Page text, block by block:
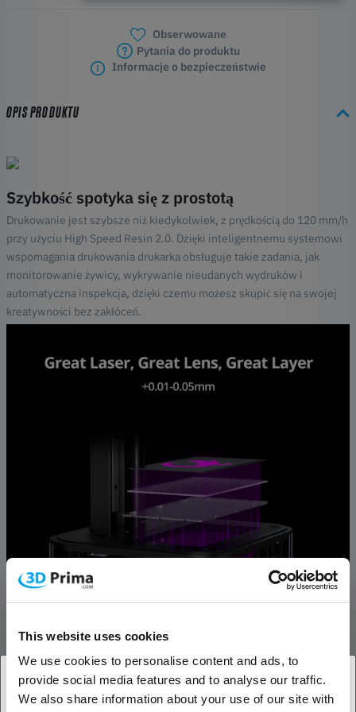
This website uses cookies
We use cookies to personalise content and ads, to
provide social media features and to analyse our traffic.
We also share information about your use of our site with
Obserwowane
Pytania do produktu
Informacje o bezpieczeństwie
OPIS PRODUKTU
Szybkość spotyka się z prostotą
Drukowanie jest szybsze niż kiedykolwiek, z prędkością do 120 mm/h
przy użyciu High Speed Resin 2.0. Dzięki inteligentnemu systemowi
wspomagania drukowania drukarka obsługuje takie zadania, jak
monitorowanie żywicy, wykrywanie nieudanych wydruków i
automatyczna inspekcja, dzięki czemu możesz skupić się na swojej
kreatywności bez zakłóceń.
Zaawansowane oświetlenie zapewniające